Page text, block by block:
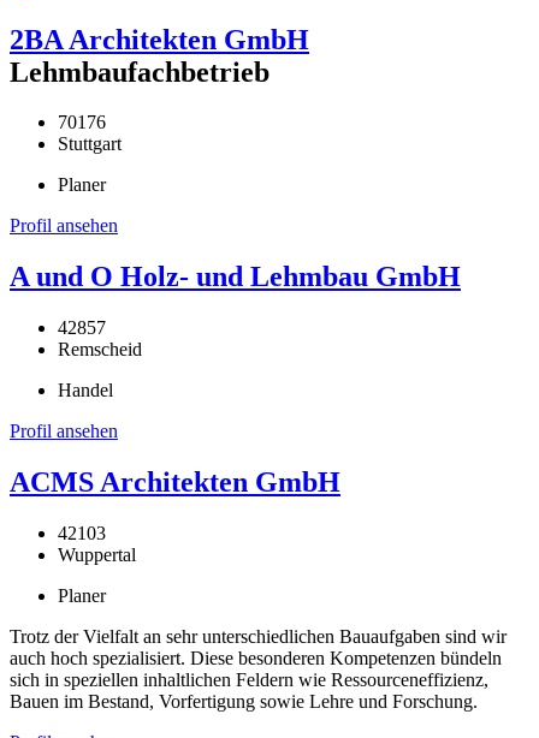
2BA Architekten GmbH
Lehmbaufachbetrieb
70176
Stuttgart
Planer
Profil ansehen
A und O Holz- und Lehmbau GmbH
42857
Remscheid
Handel
Profil ansehen
ACMS Architekten GmbH
42103
Wuppertal
Planer
Trotz der Vielfalt an sehr unterschiedlichen Bauaufgaben sind wir
auch hoch spezialisiert. Diese besonderen Kompetenzen bündeln
sich in speziellen inhaltlichen Feldern wie Ressourceneffizienz,
Bauen im Bestand, Vorfertigung sowie Lehre und Forschung.